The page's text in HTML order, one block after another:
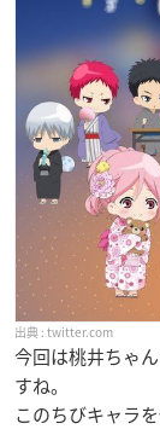
twitter.com
今回は桃井ちゃ
すね。
このちびキャラ